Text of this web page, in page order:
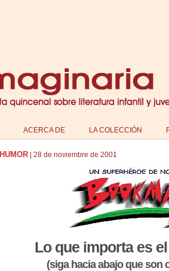
ACERCA DE LA COLECCIÓN
HUMOR| 28 de noviembre de 2001
Lo que importa es
(siga hacia abajo que son